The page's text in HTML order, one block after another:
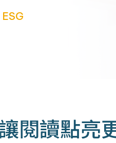
ESG
閱讀點亮